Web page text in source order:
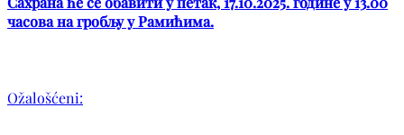
часова на гробљу у Рамићима.
Ožalošćeni: